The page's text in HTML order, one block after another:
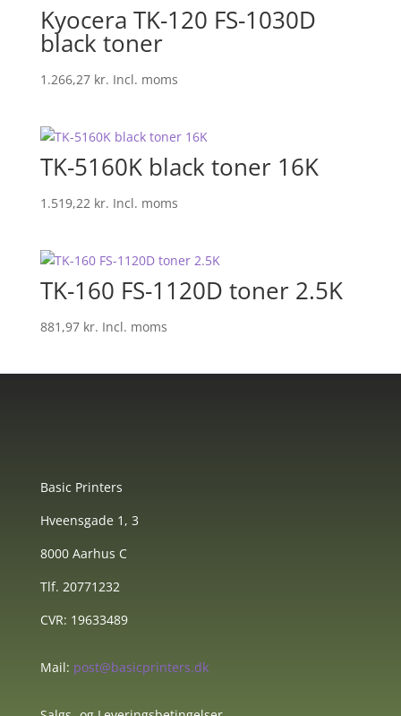
Kyocera TK-120 FS-1030D
black toner
1.266,27 kr. Incl. moms
TK-5160K black toner 16K
1.519,22 kr. Incl. moms
TK-160 FS-1120D toner 2.5K
881,97 kr. Incl. moms
Basic Printers
Hveensgade 1, 3
8000 Aarhus C
Tlf. 20771232
CVR: 19633489
Mail: post@basicprinters.dk